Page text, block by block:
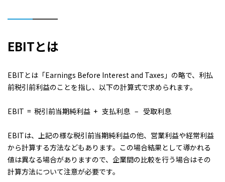
EBITとは
EBITとは「Earnings Before Interest and Taxes」の略で、利払
前税引前利益のことを指し、以下の計算式で求められます。
EBIT = 税引前当期純利益 + 支払利息 – 受取利息
EBITは、上記の様な税引前当期純利益の他、営業利益や経常利益
から計算する方法などもあります。この場合結果として導かれる
値は異なる場合がありますので、企業間の比較を行う場合はその
計算方法について注意が必要です。